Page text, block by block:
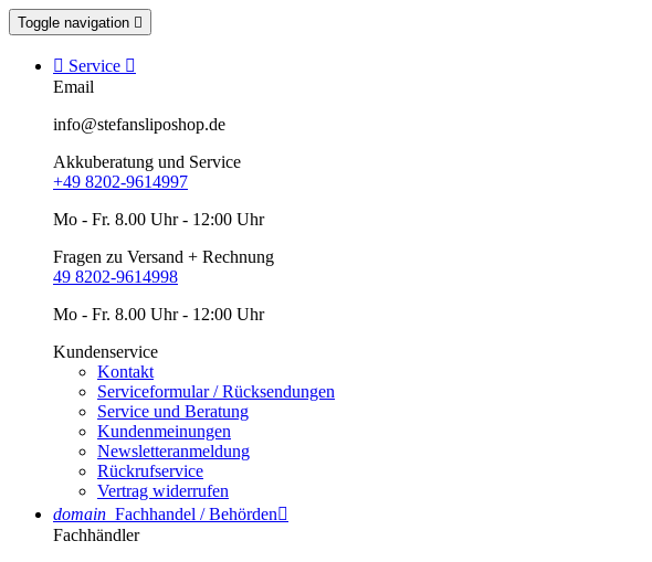
Toggle navigation 
 Service 
Email
info@stefansliposhop.de
Akkuberatung und Service
+49 8202-9614997
Mo - Fr. 8.00 Uhr - 12:00 Uhr
Fragen zu Versand + Rechnung
49 8202-9614998
Mo - Fr. 8.00 Uhr - 12:00 Uhr
Kundenservice
Kontakt
Serviceformular / Rücksendungen
Service und Beratung
Kundenmeinungen
Newsletteranmeldung
Rückrufservice
Vertrag widerrufen
domain Fachhandel / Behörden
Fachhändler